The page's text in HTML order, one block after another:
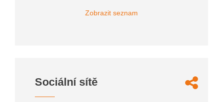
Zobrazit seznam
Sociální sítě